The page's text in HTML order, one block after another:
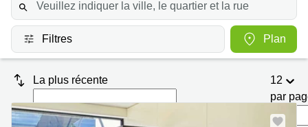
Coworking
Salle
de
virtuel
à louer
Genève
Bureau à
louer
Zurich
la Gare
12
Lausanne
Rue du
la-
1
Genève
Prix
Connexion
Choisissez une langue
Switzerland
Filtres Plan
La plus récente
12
par